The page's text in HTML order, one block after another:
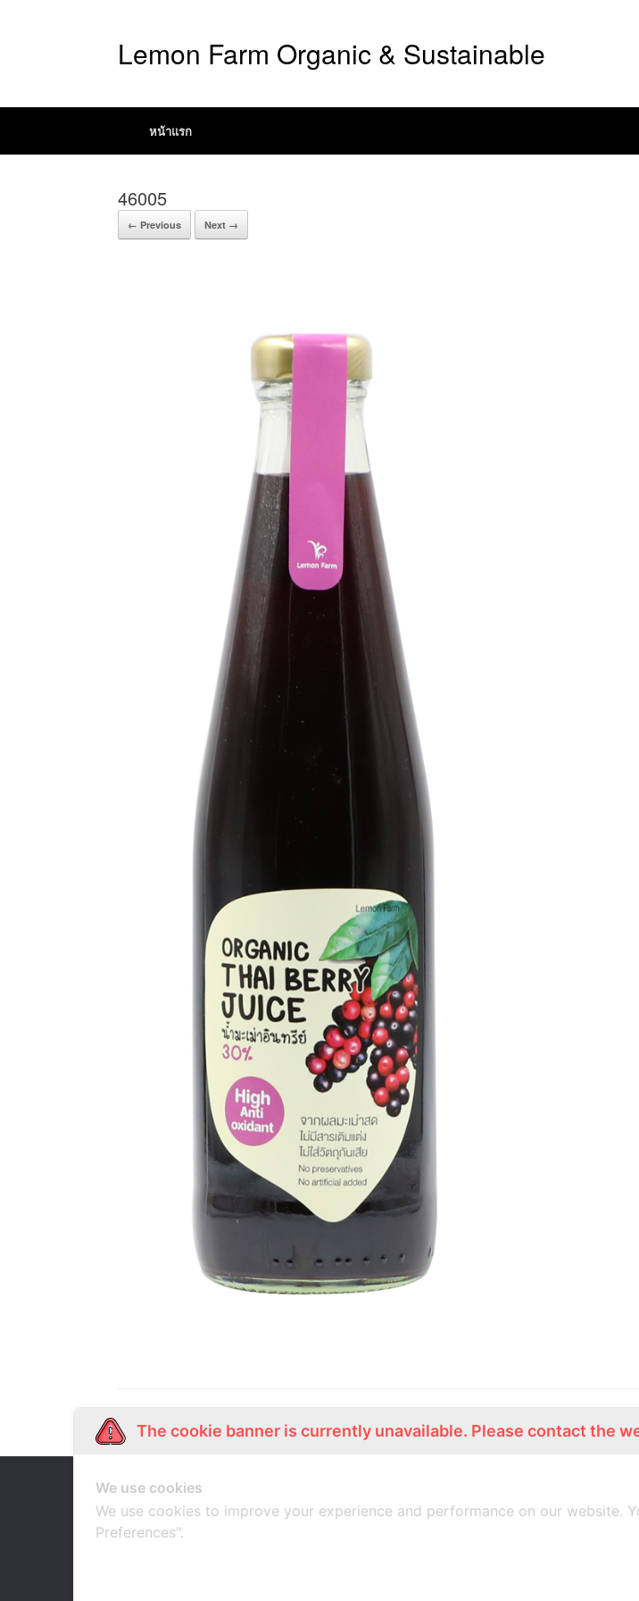
Lemon Farm Organic & Sustainable
หน้าแรก
46005
← Previous Next →
Our Story
เกี่ยวกับเรา ช้อปออนไลน์ สมัครงาน ร้านอาหา
The cookie banner is currently unavailable. Please contact the
We use cookies
We use cookies to improve your experience and performance on our website.
Preferences".